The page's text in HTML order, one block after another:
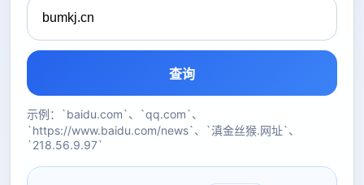
查询
示例：`baidu.com`、`qq.com`、
`https://www.baidu.com/news`、`滇金丝猴.网址`、
`218.56.9.97`